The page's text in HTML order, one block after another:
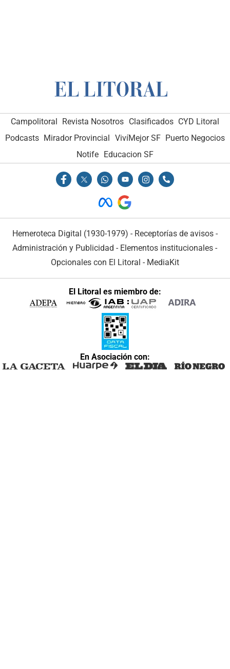
Campolitoral Revista Nosotros Clasificados CYD Litoral
Podcasts Mirador Provincial VivíMejor SF Puerto Negocios
Notife Educacion SF
Hemeroteca Digital (1930-1979) - Receptorías de avisos -
Administración y Publicidad - Elementos institucionales -
Opcionales con El Litoral - MediaKit
El Litoral es miembro de:
En Asociación con: